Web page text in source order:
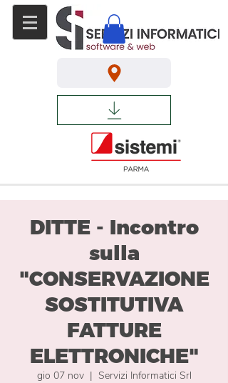
DITTE - Incontro
sulla
"CONSERVAZIONE
SOSTITUTIVA
FATTURE
ELETTRONICHE"
gio 07 nov
  |
Servizi Informatici Srl